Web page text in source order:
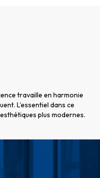
travaille en harmonie
L’essentiel dans ce
plus modernes.